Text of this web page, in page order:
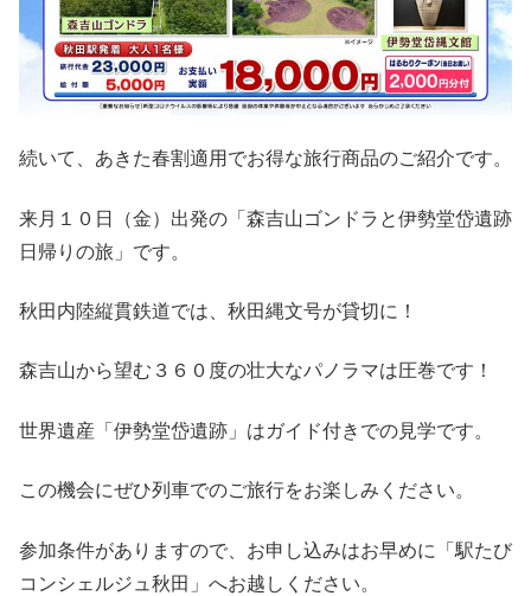
続いて、あきた春割適用でお得な旅行商品のご紹介です。
来月１０日（金）出発の「森吉山ゴンドラと伊勢堂岱遺跡
日帰りの旅」です。
秋田内陸縦貫鉄道では、秋田縄文号が貸切に！
森吉山から望む３６０度の壮大なパノラマは圧巻です！
世界遺産「伊勢堂岱遺跡」はガイド付きでの見学です。
この機会にぜひ列車でのご旅行をお楽しみください。
参加条件がありますので、お申し込みはお早めに「駅たび
コンシェルジュ秋田」へお越しください。